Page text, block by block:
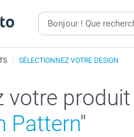
SÉLECTIONNEZ VOTRE DESIGN
votre
Pattern"